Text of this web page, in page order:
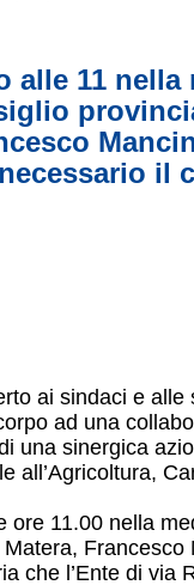
alle 11
il
ai sindaci e
ad una
una sinergica
all’Agricoltura,
ore 11.00 nella
che l’Ente di via